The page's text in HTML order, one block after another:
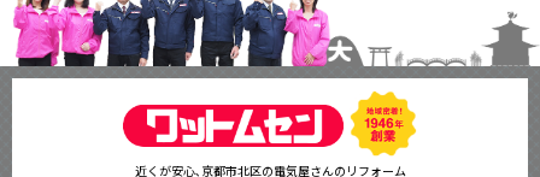
近くが安心､京都市北区の電気屋さんのリフォーム